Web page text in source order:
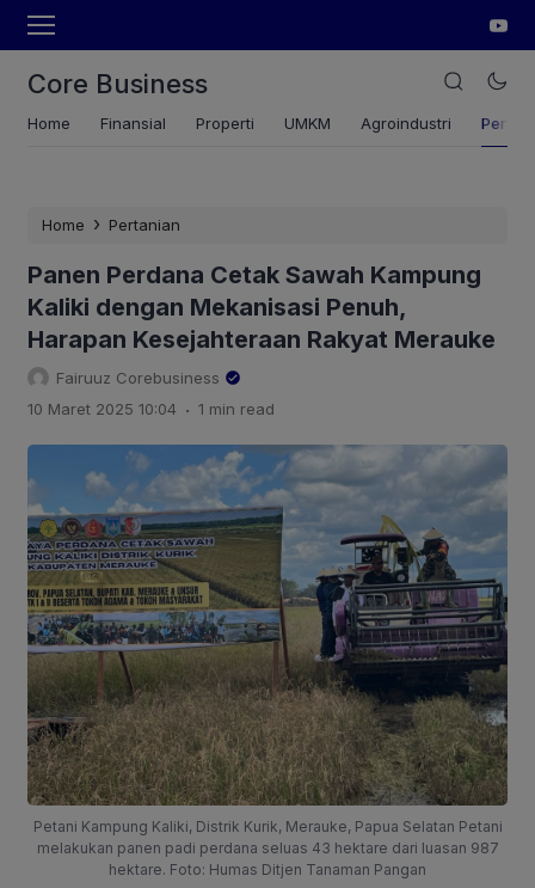
Core Business
Home Finansial Properti UMKM Agroindustri
Home › Pertanian
Panen Perdana Cetak Sawah Kampung
Kaliki dengan Mekanisasi Penuh,
Harapan Kesejahteraan Rakyat Merauke
Fairuuz Corebusiness
10 Maret 2025 10:04 . 1 min read
Petani Kampung Kaliki, Distrik Kurik, Merauke, Papua Selatan Petani
melakukan panen padi perdana seluas 43 hektare dari luasan 987
hektare. Foto: Humas Ditjen Tanaman Pangan